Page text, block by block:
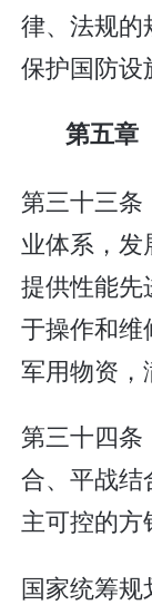
律、法规的
保护国防设
第五章
第三十三
业体系，
提供性能先
于操作和维
军用物资，
第三十四
合、平战结
主可控的方
国家统筹